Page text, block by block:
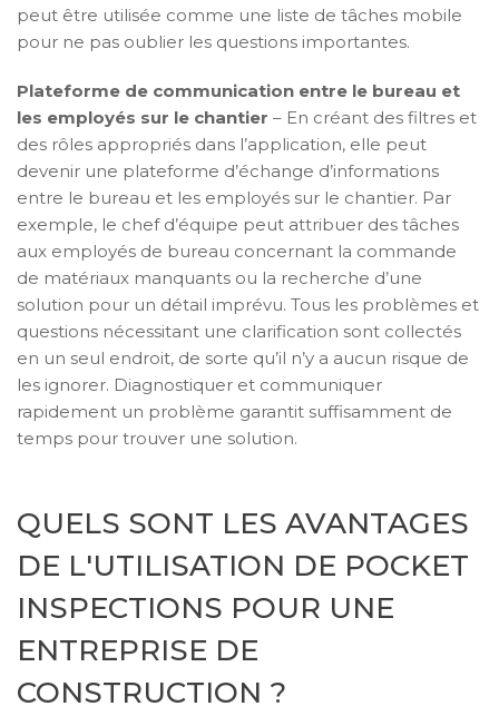
peut être utilisée comme une liste de tâches mobile
pour ne pas oublier les questions importantes.
Plateforme de communication entre le bureau et
les employés sur le chantier – En créant des filtres et
des rôles appropriés dans l’application, elle peut
devenir une plateforme d’échange d’informations
entre le bureau et les employés sur le chantier. Par
exemple, le chef d’équipe peut attribuer des tâches
aux employés de bureau concernant la commande
de matériaux manquants ou la recherche d’une
solution pour un détail imprévu. Tous les problèmes et
questions nécessitant une clarification sont collectés
en un seul endroit, de sorte qu’il n’y a aucun risque de
les ignorer. Diagnostiquer et communiquer
rapidement un problème garantit suffisamment de
temps pour trouver une solution.
QUELS SONT LES AVANTAGES
DE L'UTILISATION DE POCKET
INSPECTIONS POUR UNE
ENTREPRISE DE
CONSTRUCTION ?